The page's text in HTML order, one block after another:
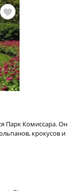
Парк Комиссара. Он
крокусов и